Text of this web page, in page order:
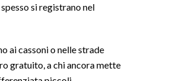
si registrano nel
ai cassoni o nelle strade
gratuito, a chi ancora mette